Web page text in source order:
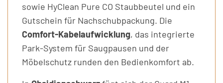
sowie HyClean Pure CO Staubbeutel und ein
Gutschein für Nachschubpackung. Die
Comfort-Kabelaufwicklung, das integrierte
Park-System für Saugpausen und der
Möbelschutz runden den Bedienkomfort ab.